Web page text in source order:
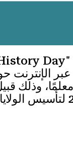
الإنترنت
الثورية لـ 114 معلمًا،